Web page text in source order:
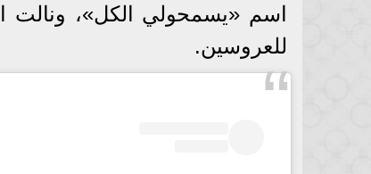
اسم «يسمحولي الكل»، ونالت
للعروسين.